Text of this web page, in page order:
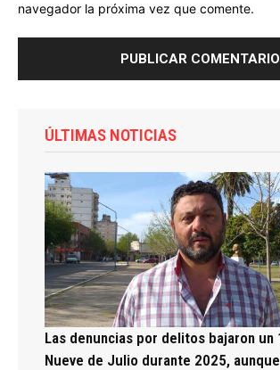
navegador la próxima vez que comente.
ÚLTIMAS NOTICIAS
Las denuncias por delitos bajaron un
Nueve de Julio durante 2025,